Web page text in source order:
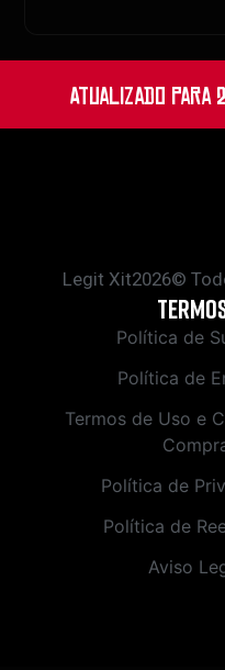
ATUALIZADO PARA
Legit Xit2026©
Política de
Política de
Termos de Uso e
Política de
Política de
Aviso